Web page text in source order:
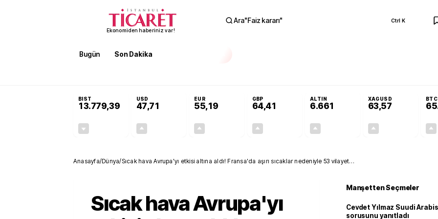
Ekonomiden haberiniz var!
Ara"Faiz kararı" Ctrl K
Bugün Son Dakika
BIST
13.779,39
USD
47,71
EUR
55,19
GBP
64,41
ALTIN
6.661
XAGUSD
63,57
BTC
Anasayfa/Dünya/Sıcak hava Avrupa'yı etkisi altına aldı! Fransa'da aşırı sıcaklar nedeniyle 53 vilayette
Sıcak hava Avrupa'yı
Manşetten Seçmeler
Cevdet Yılmaz Suudi
sorusunu yanıtladı